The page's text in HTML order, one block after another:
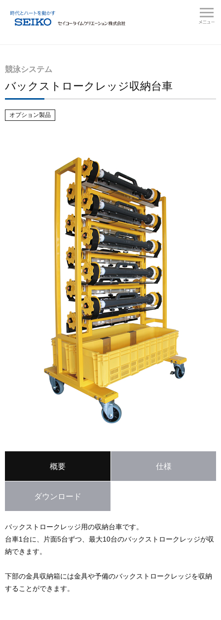
競泳システム
バックストロークレッジ収納台車
オプション製品
概要 仕様
ダウンロード
バックストロークレッジ用の収納台車です。
台車1台に、片面5台ずつ、最大10台のバックストロークレッジが収
納できます。
下部の金具収納箱には金具や予備のバックストロークレッジを収納
することができます。